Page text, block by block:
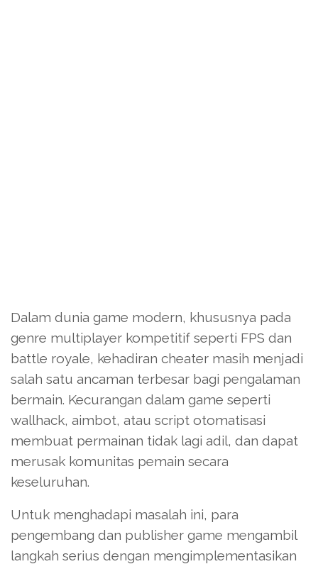
Dalam dunia game modern, khususnya pada
genre multiplayer kompetitif seperti FPS dan
battle royale, kehadiran cheater masih menjadi
salah satu ancaman terbesar bagi pengalaman
bermain. Kecurangan dalam game seperti
wallhack, aimbot, atau script otomatisasi
membuat permainan tidak lagi adil, dan dapat
merusak komunitas pemain secara
keseluruhan.
Untuk menghadapi masalah ini, para
pengembang dan publisher game mengambil
langkah serius dengan mengimplementasikan